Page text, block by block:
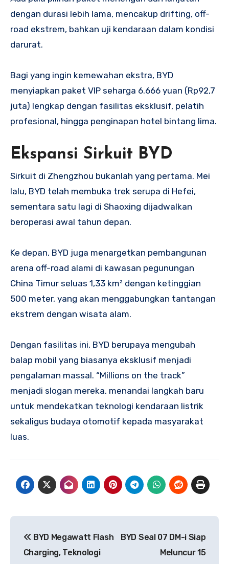
dengan durasi lebih lama, mencakup drifting, off-
road ekstrem, bahkan uji kendaraan dalam kondisi
darurat.
Bagi yang ingin kemewahan ekstra, BYD
menyiapkan paket VIP seharga 6.666 yuan (Rp92,7
juta) lengkap dengan fasilitas eksklusif, pelatih
profesional, hingga penginapan hotel bintang lima.
Ekspansi Sirkuit BYD
Sirkuit di Zhengzhou bukanlah yang pertama. Mei
lalu, BYD telah membuka trek serupa di Hefei,
sementara satu lagi di Shaoxing dijadwalkan
beroperasi awal tahun depan.
Ke depan, BYD juga menargetkan pembangunan
arena off-road alami di kawasan pegunungan
China Timur seluas 1,33 km² dengan ketinggian
500 meter, yang akan menggabungkan tantangan
ekstrem dengan wisata alam.
Dengan fasilitas ini, BYD berupaya mengubah
balap mobil yang biasanya eksklusif menjadi
pengalaman massal. “Millions on the track”
menjadi slogan mereka, menandai langkah baru
untuk mendekatkan teknologi kendaraan listrik
sekaligus budaya otomotif kepada masyarakat
luas.
navigation
BYD Megawatt Flash
Charging, Teknologi
BYD Seal 07 DM-i Siap
Meluncur 15